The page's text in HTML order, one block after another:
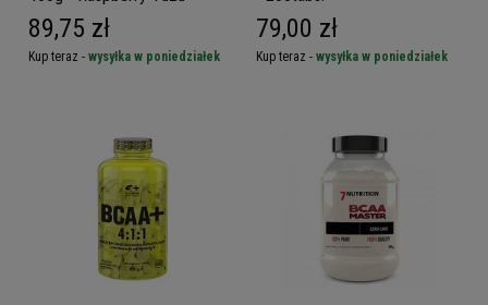
89,75 zł
Kup teraz - wysyłka w poniedziałek
79,00 zł
Kup teraz - wysyłka w poniedziałek